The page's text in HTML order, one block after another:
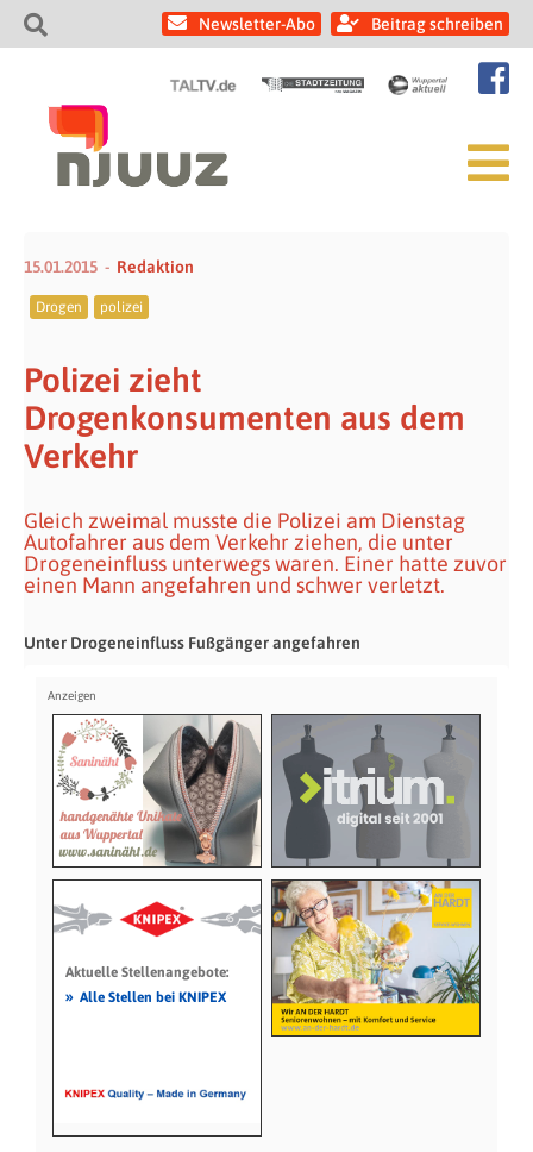
Newsletter-Abo Beitrag schreiben
15.01.2015 Redaktion
Drogen polizei
Polizei zieht
Drogenkonsumenten aus dem
Verkehr
Gleich zweimal musste die Polizei am Dienstag
Autofahrer aus dem Verkehr ziehen, die unter
Drogeneinfluss unterwegs waren. Einer hatte zuvor
einen Mann angefahren und schwer verletzt.
Unter Drogeneinfluss Fußgänger angefahren
Aktuelle Stellenangebote:
» Alle Stellen bei KNIPEX